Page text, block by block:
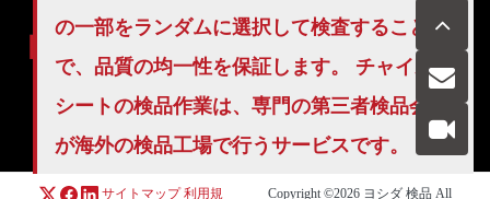
の一部をランダムに選択して検査すること
で、品質の均一性を保証します。 チャイルド
シートの検品作業は、専門の第三者検品会社
が海外の検品工場で行うサービスです。
お電話でのお問い合わせ
050-5840-2657
サイトマップ 利用規 Copyright ©2026 ヨシダ 検品 All